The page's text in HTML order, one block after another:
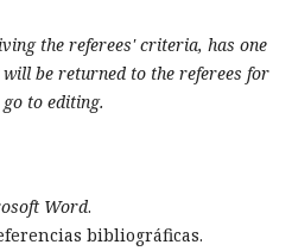
the referees' criteria, has one
be returned to the referees for
to editing.
Word.
bibliográficas.